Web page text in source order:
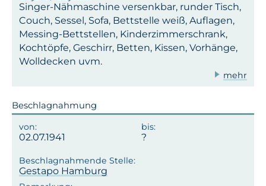
Singer-Nähmaschine versenkbar, runder Tisch,
Couch, Sessel, Sofa, Bettstelle weiß, Auflagen,
Messing-Bettstellen, Kinderzimmerschrank,
Kochtöpfe, Geschirr, Betten, Kissen, Vorhänge,
Wolldecken uvm.
mehr
Beschlagnahmung
02.07.1941
Gestapo Hamburg